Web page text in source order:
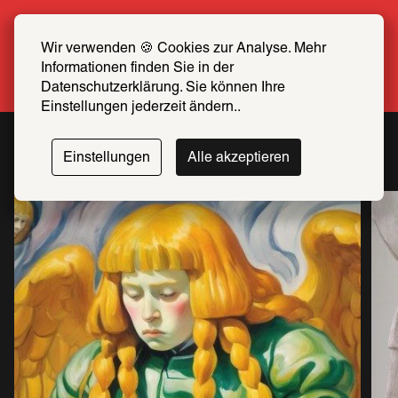
Wir verwenden 🍪 Cookies zur Analyse. Mehr
Informationen finden Sie in der
Datenschutzerklärung. Sie können Ihre
Einstellungen jederzeit ändern..
Einstellungen Alle akzeptieren
SCHIRN FREUND*IN werden
Mehr erfahren
Programm